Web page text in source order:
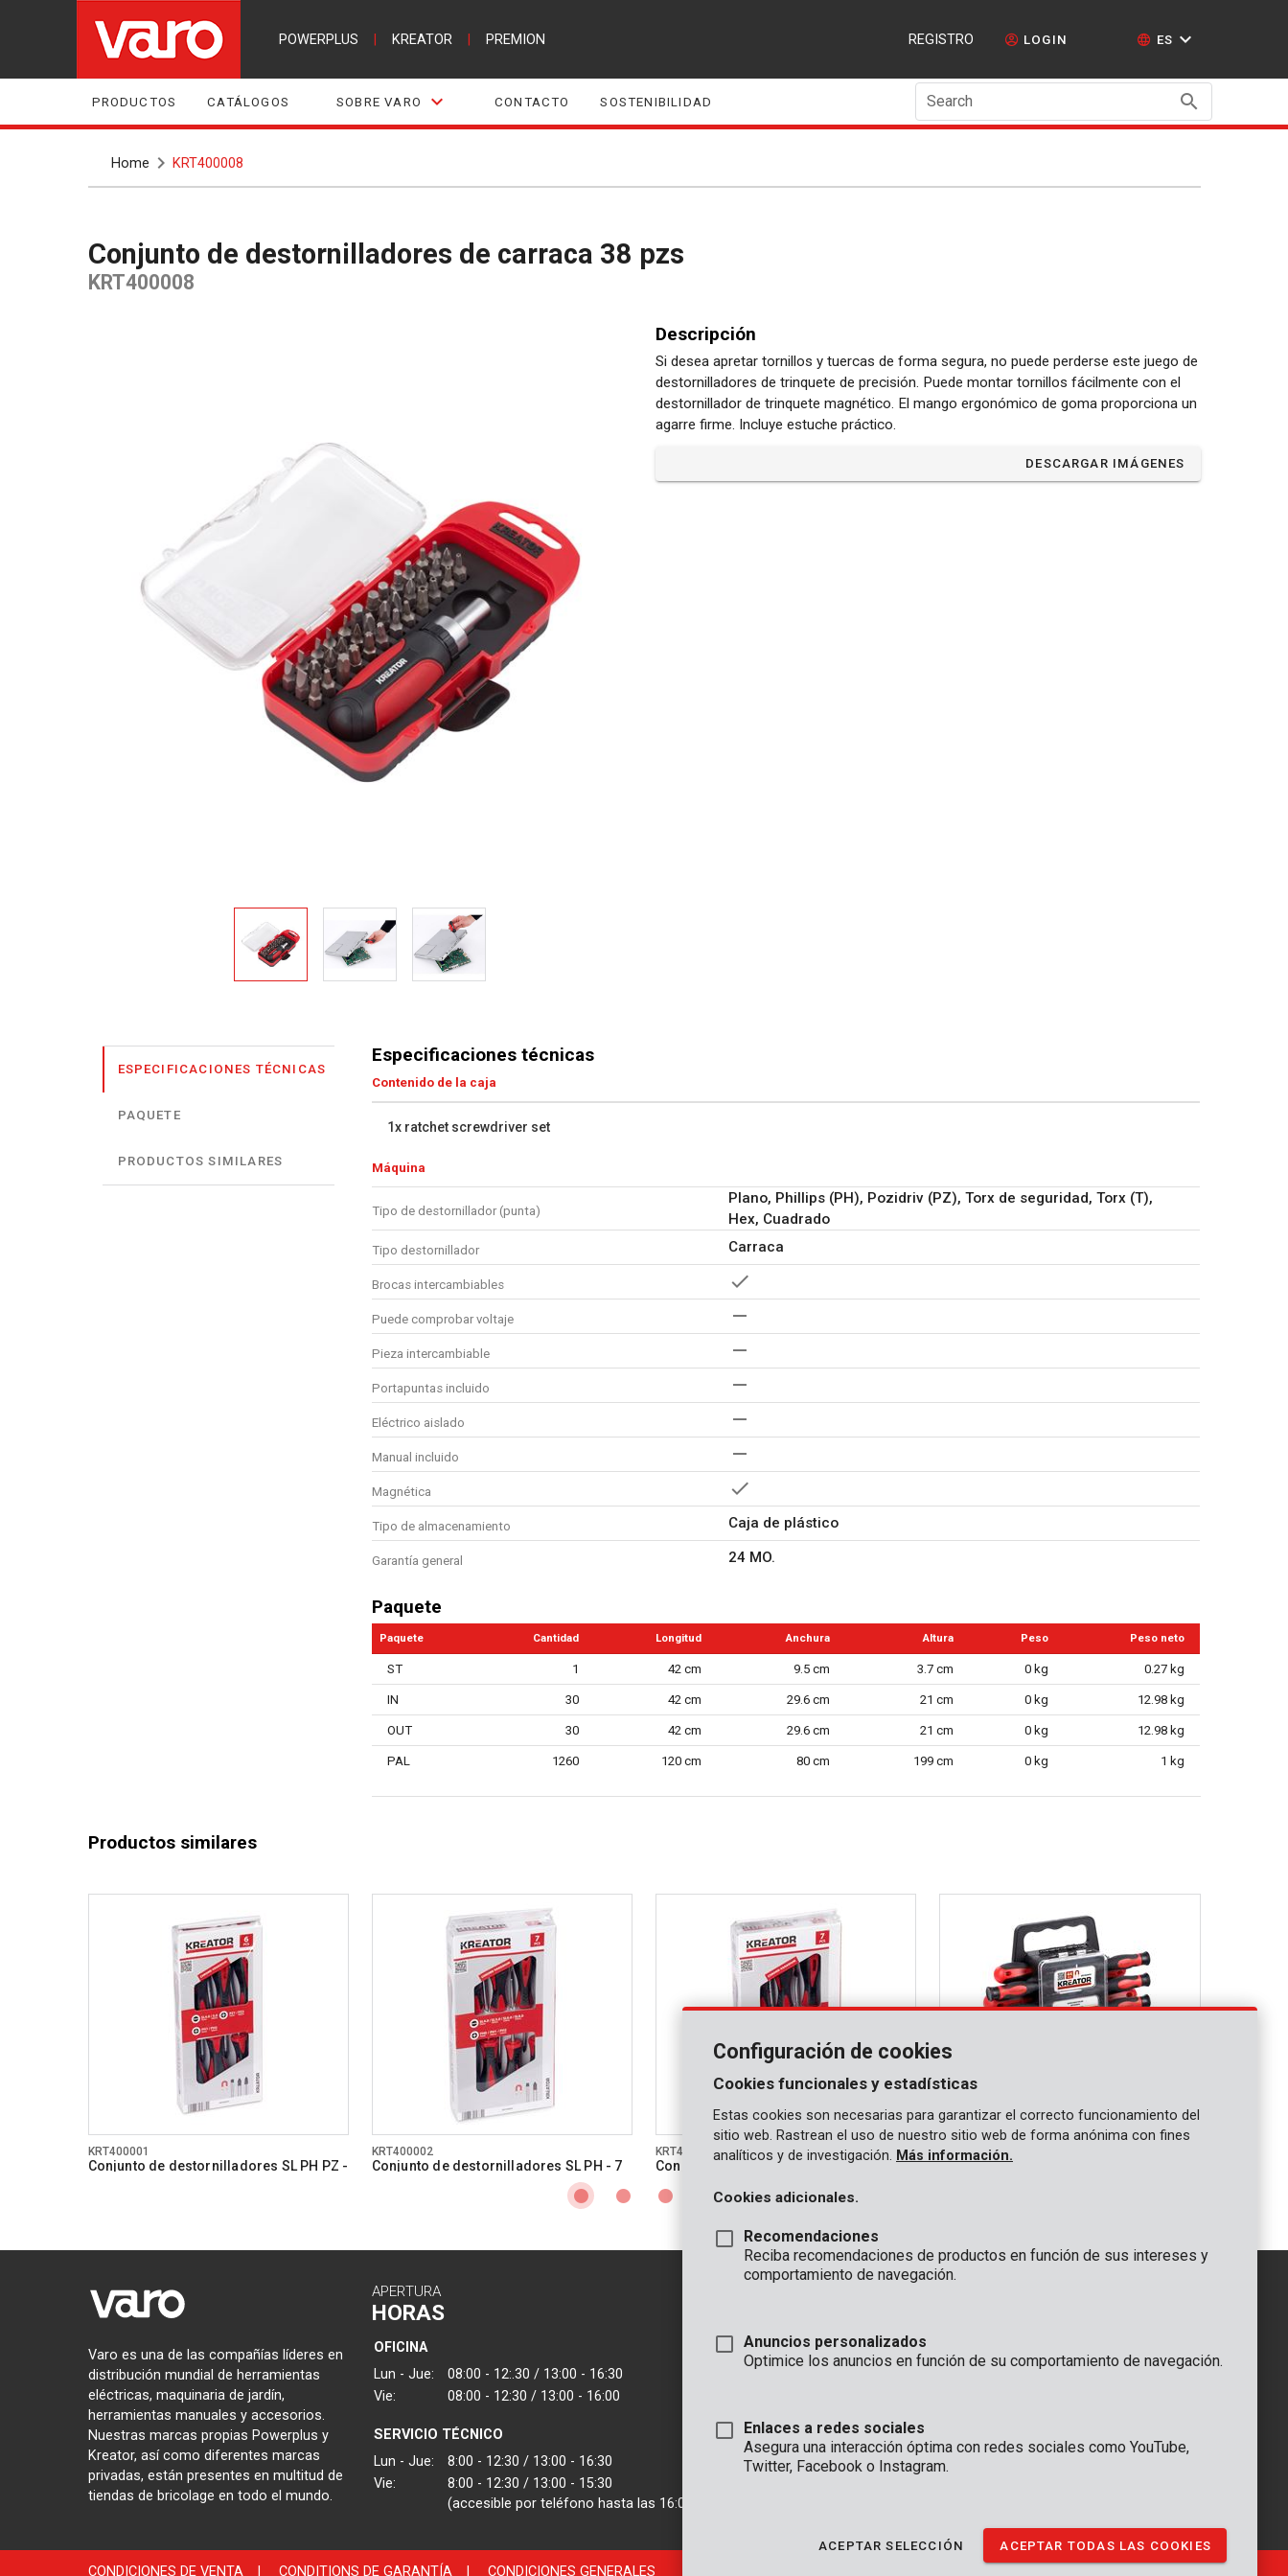
POWERPLUS KREATOR PREMION REGISTRO LOGIN ES
PRODUCTOS CATÁLOGOS SOBRE VARO CONTACTO SOSTENIBILIDAD Search
Home KRT400008
Conjunto de destornilladores de carraca 38 pzs
KRT400008
Descripción
Si desea apretar tornillos y tuercas de forma segura, no puede perderse este juego de
destornilladores de trinquete de precisión. Puede montar tornillos fácilmente con el
destornillador de trinquete magnético. El mango ergonómico de goma proporciona un
agarre firme. Incluye estuche práctico.
DESCARGAR IMÁGENES
ESPECIFICACIONES TÉCNICAS
PAQUETE
PRODUCTOS SIMILARES
Especificaciones técnicas
Contenido de la caja
1x ratchet screwdriver set
Máquina
Tipo de destornillador (punta)
Plano, Phillips (PH), Pozidriv (PZ), Torx de seguridad, Torx (T),
Hex, Cuadrado
Tipo destornillador Carraca
Brocas intercambiables
Puede comprobar voltaje
Pieza intercambiable
Portapuntas incluido
Eléctrico aislado
Manual incluido
Magnética
Tipo de almacenamiento Caja de plástico
Garantía general 24 MO.
Paquete
Paquete Cantidad Longitud Anchura Altura Peso Peso neto
ST 1 42 cm 9.5 cm 3.7 cm 0 kg 0.27 kg
IN 30 42 cm 29.6 cm 21 cm 0 kg 12.98 kg
OUT 30 42 cm 29.6 cm 21 cm 0 kg 12.98 kg
PAL 1260 120 cm 80 cm 199 cm 0 kg 1 kg
Productos similares
KRT400001
Conjunto de destornilladores SL PH PZ -
KRT400002
Conjunto de destornilladores SL PH - 7
KRT400003
Conjunto de destornilladores SL PZ - 7
KRT400004
Conjunto de destornilladores multi - 44
Varo es una de las compañías líderes en
distribución mundial de herramientas
eléctricas, maquinaria de jardín,
herramientas manuales y accesorios.
Nuestras marcas propias Powerplus y
Kreator, así como diferentes marcas
privadas, están presentes en multitud de
tiendas de bricolage en todo el mundo.
APERTURA
HORAS
OFICINA
Lun - Jue:
08:00 - 12:.30 / 13:00 - 16:30
Vie:
08:00 - 12:30 / 13:00 - 16:00
SERVICIO TÉCNICO
Lun - Jue:
8:00 - 12:30 / 13:00 - 16:30
Vie:
8:00 - 12:30 / 13:00 - 15:30
(accesible por teléfono hasta las 16:00)
OFICINA
2500 Lier - Bélgica
VARO IBERICA
GENERAL
+32 (0)3 292 92 90
CONDICIONES DE VENTA CONDITIONS DE GARANTÍA CONDICIONES GENERALES
Configuración de cookies
Cookies funcionales y estadísticas
Estas cookies son necesarias para garantizar el correcto funcionamiento del
sitio web. Rastrean el uso de nuestro sitio web de forma anónima con fines
analíticos y de investigación. Más información.
Cookies adicionales.
Recomendaciones
Reciba recomendaciones de productos en función de sus intereses y
comportamiento de navegación.
Anuncios personalizados
Optimice los anuncios en función de su comportamiento de navegación.
Enlaces a redes sociales
Asegura una interacción óptima con redes sociales como YouTube,
Twitter, Facebook o Instagram.
ACEPTAR SELECCIÓN ACEPTAR TODAS LAS COOKIES